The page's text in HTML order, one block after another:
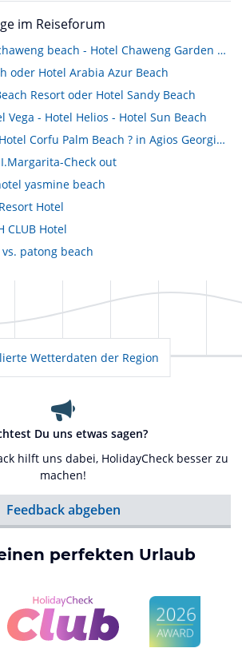
im Reiseforum
Versteh ich nicht - chaweng beach - Hotel Chaweng Garden Beach u. Chaweng Beach das gleiche Hotel ?
oder Hotel Arabia Azur Beach
Resort oder Hotel Sandy Beach
Vega - Hotel Helios - Hotel Sun Beach
Hotel Corfu Beach+Hotel Corfu Palm Beach ? in Agios Georgios.
Check out
yasmine beach
Hotel
CLUB Hotel
patong beach
Wetterdaten der Region
Du uns etwas sagen?
hilft uns dabei, HolidayCheck besser zu
machen!
Feedback abgeben
perfekten Urlaub